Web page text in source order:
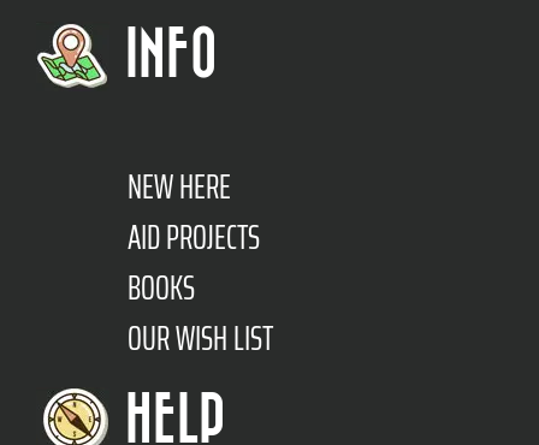
INFO
NEW HERE
AID PROJECTS
BOOKS
OUR WISH LIST
HELP